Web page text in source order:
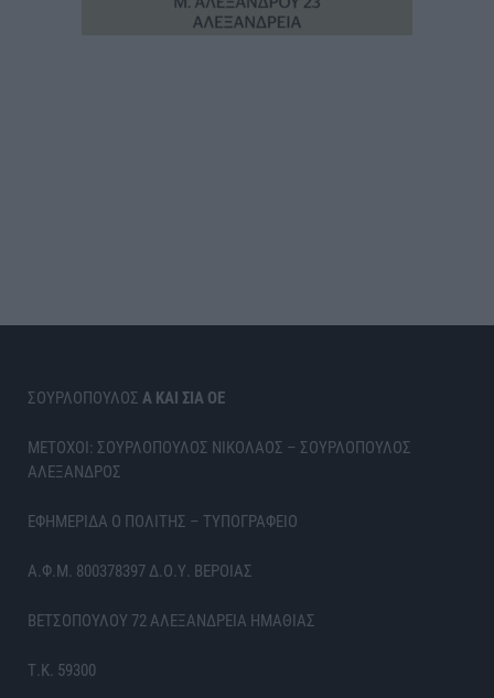
ΣΟΥΡΛΟΠΟΥΛΟΣ Α ΚΑΙ ΣΙΑ ΟΕ
ΜΕΤΟΧΟΙ: ΣΟΥΡΛΟΠΟΥΛΟΣ ΝΙΚΟΛΑΟΣ – ΣΟΥΡΛΟΠΟΥΛΟΣ
ΑΛΕΞΑΝΔΡΟΣ
ΕΦΗΜΕΡΙΔΑ Ο ΠΟΛΙΤΗΣ – ΤΥΠΟΓΡΑΦΕΙΟ
Α.Φ.Μ. 800378397 Δ.Ο.Υ. ΒΕΡΟΙΑΣ
ΒΕΤΣΟΠΟΥΛΟΥ 72 ΑΛΕΞΑΝΔΡΕΙΑ ΗΜΑΘΙΑΣ
Τ.Κ. 59300